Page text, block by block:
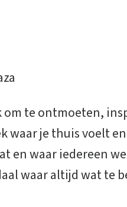
om te ontmoeten,
waar je thuis voelt
en waar iedereen
waar altijd wat te